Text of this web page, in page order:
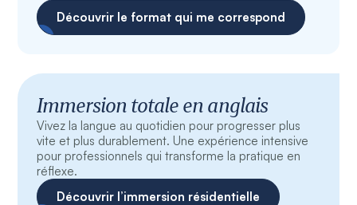
Découvrir le format qui me correspond
Immersion totale en anglais
Vivez la langue au quotidien pour progresser plus
vite et plus durablement. Une expérience intensive
pour professionnels qui transforme la pratique en
réflexe.
Découvrir l’immersion résidentielle